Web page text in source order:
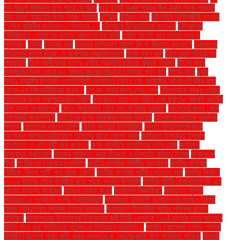
ঘন আঙুল মটকালে হতে পারে যে ক্ষতি ঘরে বসেই ভ্রুর আকার ঠিক করার সহজ পদ্ধতি
ঘাড় ব্যথা কমানোর জন্য সহজ ব্যায়াম ঘূর্ণিঝড় ঘূর্ণিঝড় দানা চট্টগ্রামে আইনজীবী হত্যায়
: যৌথ বাহিনীর অভিযানে গ্রেপ্তার ২০ চট্টগ্রামে ছিনতাইয়ের আতঙ্ক চট্টগ্রামের
টেরিবাজারে পোশাকের গুদামে আগুন লাগার ঘটনা চলতি মাসেই হবে প্রথম চন্দ্র ও
সূর্যগ্রহণ চাকরি চাকরির খবর চামড়ার মানিব্যাগ আসল কি না কীভাবে বুঝবেন? চারপাশের
বাস্তবতা বদলে দিচ্ছে যে জনপ্রিয় প্রযুক্তিগুলো চিন্ময় কৃষ্ণ দাস চীনে নতুন ভাইরাসের
প্রাদুর্ভাব চীনে প্রবীণদের যত্নে এআই প্রযুক্তির দিকে ঝুঁকছে সরকার চীনের নতুন
জ্বালানির উৎস থেকে ৬০ হাজার বছরের বিদ্যুতের চাহিদা পূরণ হবে চীনের মতে চুরির
স্থান স্বরাষ্ট্র উপদেষ্টা লেফটেন্যান্ট জেনারেল (অব.) মো. জাহাঙ্গীর আলম চৌধুরীর বাসা
থেকে এক কিলোমিটারের মধ্যে। চুল বড় করার জন্য সেরা তেল চৌদ্দগ্রামে বন্ধুর প্রেমে
সহায়তার জন্য স্কুলছাত্রকে পিটুনি ছাত্রদের নতুন দল গঠনে শেষ মুহূর্তেও সঙ্কট কাটেনি
ছিল অন্য সংক্রমণও" ছেলে ক্রিকেটার হোক চান না উমর আকমল ছেলেদের জন্য কোন
পোশাকটি মানানসই? ছেলেদের জন্য সানস্ক্রিন ক্রিম ব্যবহার ছেলেদের পছন্দের আধুনিক
ফ্যাশন ছেলেদের ফ্যাশন টিপস ছোলা খাওয়ার উপকারিতা জনতা মাদ্রাসাশিক্ষককে
অশোভন কাজের অভিযোগে পুলিশের হাতে সোপর্দ করল জমিয়তে উলামায়ে ইসলাম
বাংলাদেশ ও এবি পার্টি মনে করে যে জম্মু–কাশ্মীরে অশান্তির নতুন তরঙ্গ জরায়ুমুখ
ক্যানসার প্রতিরোধ জলবায়ু পরিবর্তন খরার তীব্রতা ও বিস্তৃতি বাড়িয়ে দিচ্ছে জলাতঙ্ক
টিকা জাতীয় দলে ফিরছেন তামিম! জাতীয় নাগরিক কমিটির আহ্বায়ক জাতীয় নাগরিক
পার্টিকে ‘কিংস পার্টি’ বলা হচ্ছে কেন? জাতীয় নাগরিক পার্টির নেতৃত্বে যারা জাতীয় নির্বাচন
২০২৫ সালের শেষে অনুষ্ঠিত হতে পারে: প্রধান উপদেষ্টা জাতীয় পার্টির চেয়ারম্যান জি এম
কাদের মন্তব্য করেছেন জানলে অবাক হবেন জানালেন বিজ্ঞানীরা" জানালেন সুনিতা
জামায়াত ও অন্যান্য দলের প্রতিক্রিয়া'' জামায়াতে ইসলামী বাংলাদেশের নায়েবে আমির
সৈয়দ আবদুল্লাহ মুহাম্মদ তাহের বলেছেন জামায়াতে ইসলামীর আমির শফিকুর রহমান
বলেছেন জামালপুরের ইসলামপুর উপজেলায় স্ত্রী তিথী বেগমকে (২৩) হত্যার দায়ে আহসান
হাবিব নামে এক ব্যক্তিকে মৃত্যুদণ্ড দিয়েছেন আদালত। জার্মান চ্যান্সেলর ওলাফ শলৎজ
জার্মানি ট্রাম্পের গাজা খালি করার প্রস্তাবকে 'কেলেঙ্কারি' বলে অভিহিত করেছে জাহাজ